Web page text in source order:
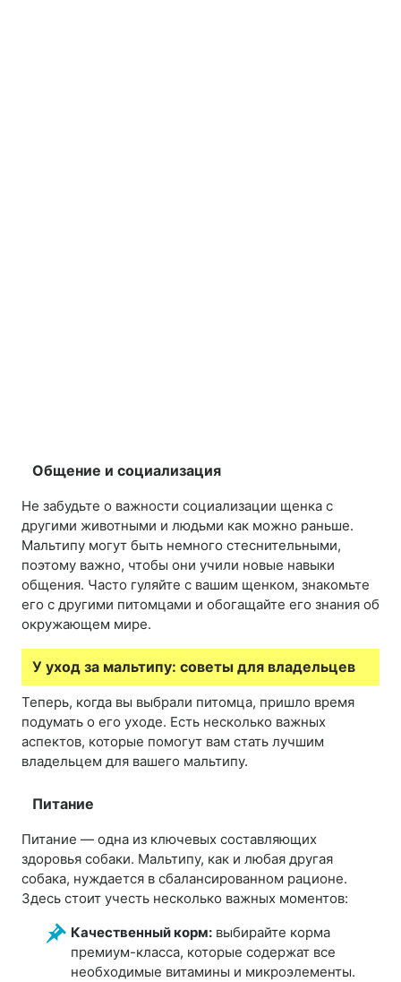
Общение и социализация
Не забудьте о важности социализации щенка с
другими животными и людьми как можно раньше.
Мальтипу могут быть немного стеснительными,
поэтому важно, чтобы они учили новые навыки
общения. Часто гуляйте с вашим щенком, знакомьте
его с другими питомцами и обогащайте его знания об
окружающем мире.
У уход за мальтипу: советы для владельцев
Теперь, когда вы выбрали питомца, пришло время
подумать о его уходе. Есть несколько важных
аспектов, которые помогут вам стать лучшим
владельцем для вашего мальтипу.
Питание
Питание — одна из ключевых составляющих
здоровья собаки. Мальтипу, как и любая другая
собака, нуждается в сбалансированном рационе.
Здесь стоит учесть несколько важных моментов:
Качественный корм: выбирайте корма
премиум-класса, которые содержат все
необходимые витамины и микроэлементы.